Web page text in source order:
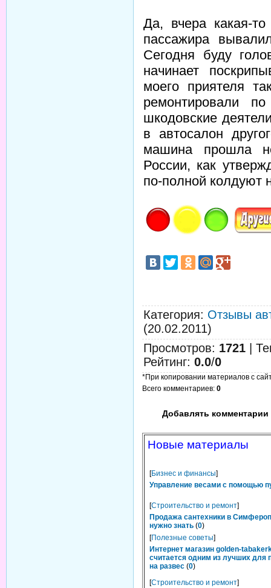
Да, вчера какая-
пассажира
Сегодня буду
начинает
моего приятеля
ремонтировали
шкодовские
в автосалон
машина прошла
России, как
по-полной колдуют
Категория: Отзывы
(20.02.2011)
Просмотров: 1721
Рейтинг: 0.0/0
*При копировании материалов с
Всего комментариев: 0
Добавлять комментарии
Новые материалы
[Бизнес и финансы]
Управление весами с помощью
[Строительство и ремонт]
Продажа сантехники в
нужно знать (0)
[Полезные советы]
Интернет магазин golden-
считается одним из лучших для
на развес (0)
[Строительство и ремонт]